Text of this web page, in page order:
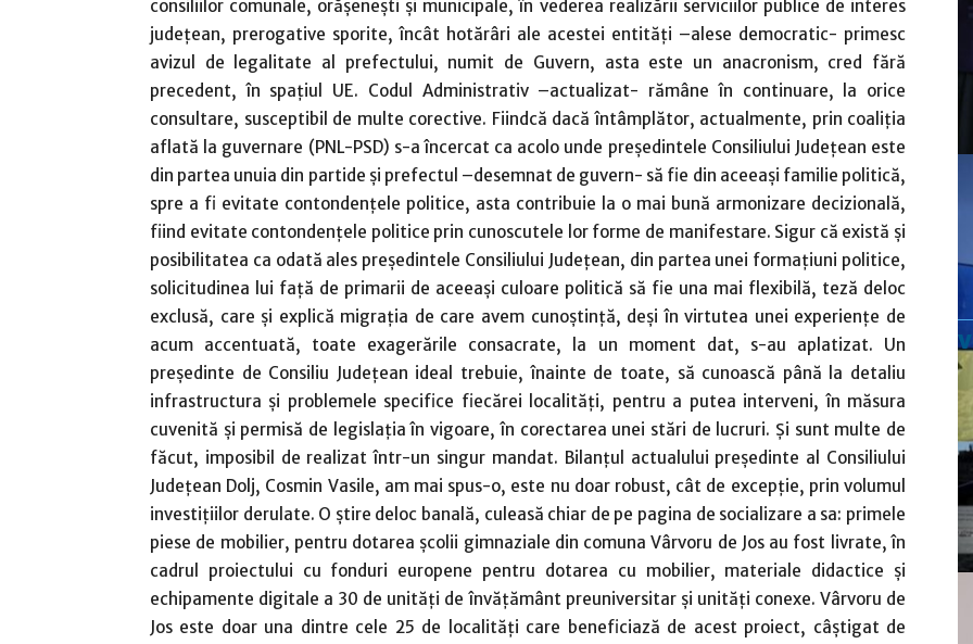
consiliilor comunale, orăşeneşti şi municipale, în vederea realizării serviciilor publice de interes
judeţean, prerogative sporite, încât hotărâri ale acestei entităţi –alese democratic- primesc
avizul de legalitate al prefectului, numit de Guvern, asta este un anacronism, cred fără
precedent, în spaţiul UE. Codul Administrativ –actualizat- rămâne în continuare, la orice
consultare, susceptibil de multe corective. Fiindcă dacă întâmplător, actualmente, prin coaliţia
aflată la guvernare (PNL-PSD) s-a încercat ca acolo unde preşedintele Consiliului Judeţean este
din partea unuia din partide şi prefectul –desemnat de guvern- să fie din aceeaşi familie politică,
spre a fi evitate contondenţele politice, asta contribuie la o mai bună armonizare decizională,
fiind evitate contondenţele politice prin cunoscutele lor forme de manifestare. Sigur că există şi
posibilitatea ca odată ales preşedintele Consiliului Judeţean, din partea unei formaţiuni politice,
solicitudinea lui faţă de primarii de aceeaşi culoare politică să fie una mai flexibilă, teză deloc
exclusă, care şi explică migraţia de care avem cunoştinţă, deşi în virtutea unei experienţe de
acum accentuată, toate exagerările consacrate, la un moment dat, s-au aplatizat. Un
preşedinte de Consiliu Judeţean ideal trebuie, înainte de toate, să cunoască până la detaliu
infrastructura şi problemele specifice fiecărei localităţi, pentru a putea interveni, în măsura
cuvenită şi permisă de legislaţia în vigoare, în corectarea unei stări de lucruri. Şi sunt multe de
făcut, imposibil de realizat într-un singur mandat. Bilanţul actualului preşedinte al Consiliului
Judeţean Dolj, Cosmin Vasile, am mai spus-o, este nu doar robust, cât de excepţie, prin volumul
investiţiilor derulate. O ştire deloc banală, culeasă chiar de pe pagina de socializare a sa: primele
piese de mobilier, pentru dotarea şcolii gimnaziale din comuna Vârvoru de Jos au fost livrate, în
cadrul proiectului cu fonduri europene pentru dotarea cu mobilier, materiale didactice şi
echipamente digitale a 30 de unităţi de învăţământ preuniversitar şi unităţi conexe. Vârvoru de
Jos este doar una dintre cele 25 de localităţi care beneficiază de acest proiect, câştigat de